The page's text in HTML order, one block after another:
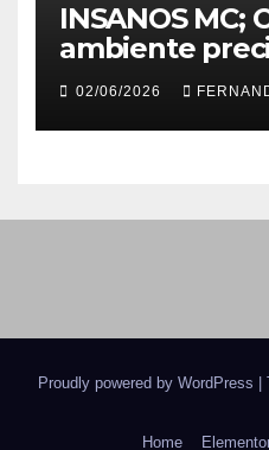
INSANOS MC;
ambiente
atitude… e a
fazer a parte
02/06/2026
Proudly powered by WordPress
Home